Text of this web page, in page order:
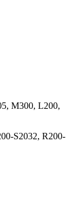
M300, L200,
S2032, R200-